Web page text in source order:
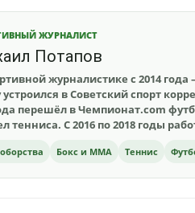
ЖУРНАЛИСТ
Потапов
журналистике с 2014
устроился в Советский спорт
перешёл в Чемпионат.com
тенниса. С 2016 по 2018 годы
Бокс и ММА Теннис